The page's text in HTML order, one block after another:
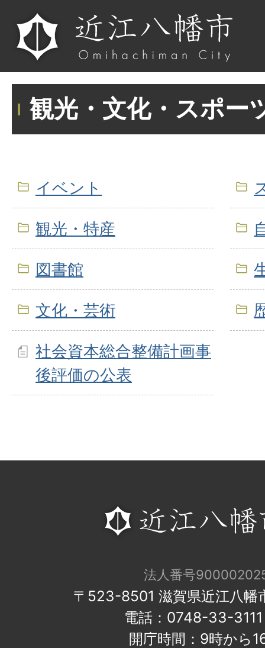
観光・文化・スポー
イベント
観光・特産
図書館
文化・芸術
社会資本総合整備計画事
後評価の公表
法人番号
〒523-8501 滋賀県近江八幡
電話：0748-33-
開庁時間：9時から